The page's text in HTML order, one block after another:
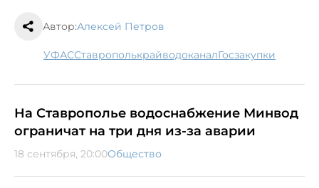
Автор:Алексей Петров
УФАС Ставрополькрайводоканал госзакупки
На Ставрополье водоснабжение Минвод
ограничат на три дня из-за аварии
18 сентября, 20:00Общество